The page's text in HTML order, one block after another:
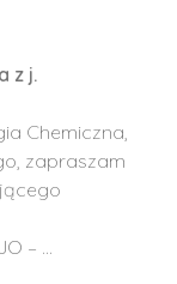
z j.
Chemiczna,
zapraszam
– …